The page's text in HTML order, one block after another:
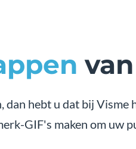
hebt u dat bij
GIF's maken om uw